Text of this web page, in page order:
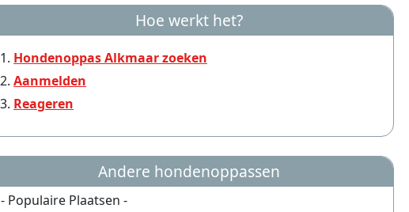
Hoe werkt het?
Hondenoppas Alkmaar zoeken
Aanmelden
Reageren
Andere hondenoppassen
- Populaire Plaatsen -